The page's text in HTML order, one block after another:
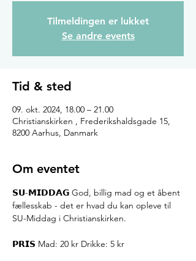
Tilmeldingen er lukket
Se andre events
Tid & sted
09. okt. 2024, 18.00 – 21.00
Christianskirken , Frederikshaldsgade 15,
8200 Aarhus, Danmark
Om eventet
𝗦𝗨-𝗠𝗜𝗗𝗗𝗔𝗚 God, billig mad og et åbent
fællesskab - det er hvad du kan opleve til
SU-Middag i Christianskirken.
𝗣𝗥𝗜𝗦 Mad: 20 kr Drikke: 5 kr